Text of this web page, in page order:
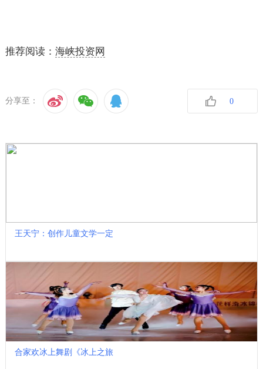
推荐阅读： 海峡投资网
分享至： 0
王天宁：创作儿童文学一定
合家欢冰上舞剧《冰上之旅